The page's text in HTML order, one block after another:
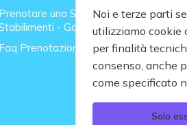
una Spiaggia a Rapallo |
- GoToMare
Prenotazione Spiagge
Noi e terze parti
utilizziamo cookie
per finalità
consenso, anche
come specificato
Solo